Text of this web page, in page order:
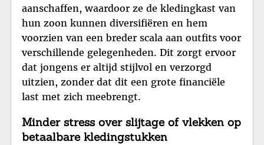
aanschaffen, waardoor ze de kledingkast van
hun zoon kunnen diversifiëren en hem
voorzien van een breder scala aan outfits voor
verschillende gelegenheden. Dit zorgt ervoor
dat jongens er altijd stijlvol en verzorgd
uitzien, zonder dat dit een grote financiële
last met zich meebrengt.
Minder stress over slijtage of vlekken op
betaalbare kledingstukken